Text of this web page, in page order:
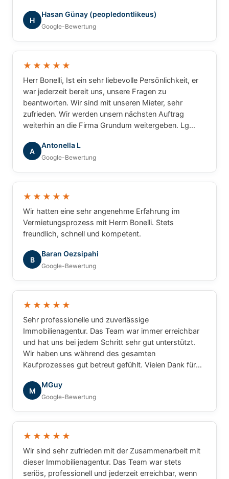
ergebnisorientiert. Für gewerbliche Transaktionen
würde ich jederzeit wieder mit ihm
zusammenarbeiten.
H
Hasan Günay (peopledontlikeus)
Google-Bewertung
★★★★★
Herr Bonelli, Ist ein sehr liebevolle Persönlichkeit, er
war jederzeit bereit uns, unsere Fragen zu
beantworten. Wir sind mit unseren Mieter, sehr
zufrieden. Wir werden unsern nächsten Auftrag
weiterhin an die Firma Grundum weitergeben. Lg
A
Antonella L
Google-Bewertung
★★★★★
Wir hatten eine sehr angenehme Erfahrung im
Vermietungsprozess mit Herrn Bonelli. Stets
freundlich, schnell und kompetent.
B
Baran Oezsipahi
Google-Bewertung
★★★★★
Sehr professionelle und zuverlässige
Immobilienagentur. Das Team war immer erreichbar
und hat uns bei jedem Schritt sehr gut unterstützt.
Wir haben uns während des gesamten
Kaufprozesses gut betreut gefühlt. Vielen Dank für
M
MGuy
Google-Bewertung
★★★★★
Wir sind sehr zufrieden mit der Zusammenarbeit mit
dieser Immobilienagentur. Das Team war stets
seriös, professionell und jederzeit erreichbar, wenn